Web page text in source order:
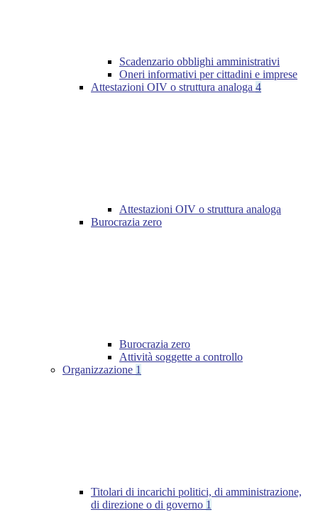
Scadenzario obblighi amministrativi
Oneri informativi per cittadini e imprese
Attestazioni OIV o struttura analoga 4
Attestazioni OIV o struttura analoga
Burocrazia zero
Burocrazia zero
Attività soggette a controllo
Organizzazione 1
Titolari di incarichi politici, di amministrazione,
di direzione o di governo 1